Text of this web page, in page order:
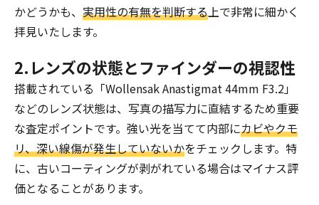
かどうかも、 実用性の有無を判断する上で非常に細かく
拝見いたします。
2.レンズの状態とファインダーの視認性
搭載されている「Wollensak Anastigmat 44mm F3.2」
などのレンズ状態は、写真の描写力に直結するため重要
な査定ポイントです。強い光を当てて内部にカビやクモ
リ、深い線傷が発生していないかをチェックします。特
に、古いコーティングが剥がれている場合はマイナス評
価となることがあります。